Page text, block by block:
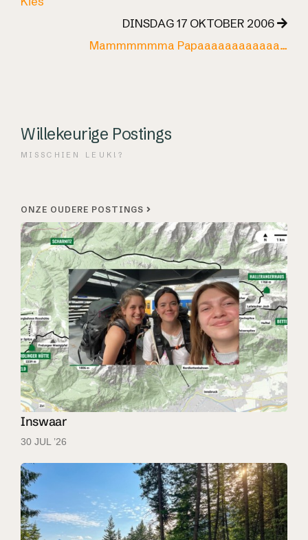
DINSDAG 17 OKTOBER 2006
Mammmmmma Papaaaaaaaaaaaa…
Willekeurige Postings
MISSCHIEN LEUK!?
ONZE OUDERE POSTINGS
Inswaar
30 JUL ’26